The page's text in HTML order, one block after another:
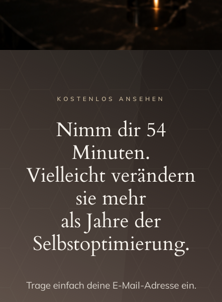
KOSTENLOS ANSEHEN
Nimm dir 54
Minuten.
Vielleicht verändern
sie mehr
als Jahre der
Selbstoptimierung.
Trage einfach deine E-Mail-Adresse ein.